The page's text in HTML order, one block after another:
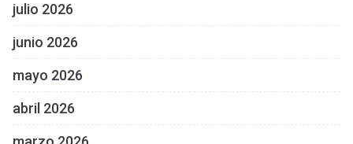
julio 2026
junio 2026
mayo 2026
abril 2026